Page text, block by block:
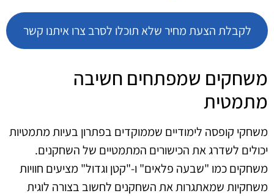
לקבלת הצעת מחיר שלא תוכלו לסרב צרו איתנו קשר
משחקים שמפתחים חשיבה
מתמטית
משחקי קופסה לימודיים שממוקדים בפתרון בעיות מתמטיות
יכולים לשדרג את הכישורים המתמטיים של השחקנים.
משחקים כמו "שבעה פלאים" ו-"קטן וגדול" מציעים חוויות
משחקיות שמאתגרות את השחקנים לחשוב בצורה לוגית